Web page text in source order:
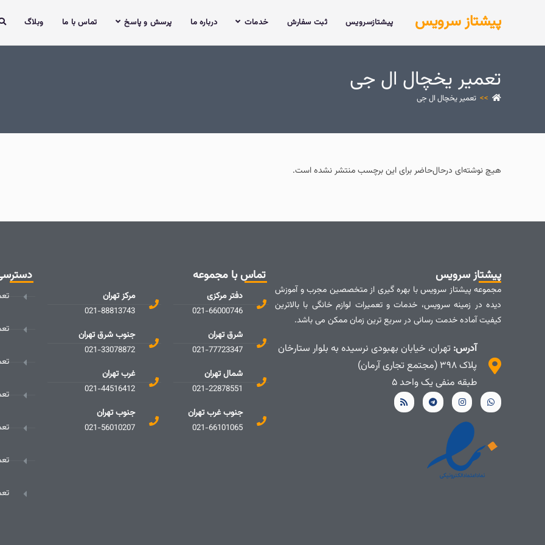
پیشتاز سرویس پیشتازسرویس ثبت سفارش خدمات درباره ما پرسش و پاسخ تماس با ما وبلاگ
تعمیر یخچال ال جی
>> تعمیر یخچال ال جی
هیچ نوشته‌ای درحال‌حاضر برای این برچسب منتشر نشده است.
پیشتاز سرویس
مجموعه پیشتاز سرویس با بهره گیری از متخصصین مجرب و آموزش
دیده در زمینه سرویس، خدمات و تعمیرات لوازم خانگی با بالاترین
کیفیت آماده خدمت رسانی در سریع ترین زمان ممکن می باشد.
آدرس: تهران، خیابان بهبودی نرسیده به بلوار ستارخان
پلاک ۳۹۸ (مجتمع تجاری آرمان)
طبقه منفی یک واحد ۵
تماس با مجموعه
دفتر مرکزی
021-66000746
شرق تهران
021-77723347
شمال تهران
021-22878551
جنوب غرب تهران
021-66101065
مرکز تهران
021-88813743
جنوب شرق تهران
021-33078872
غرب تهران
021-44516412
جنوب تهران
021-56010207